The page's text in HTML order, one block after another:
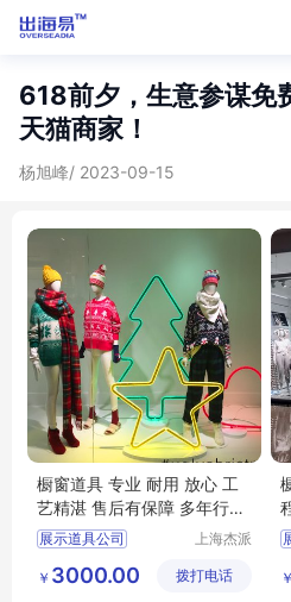
618前夕，生意参谋免
天猫商家！
杨旭峰/ 2023-09-15
橱窗道具 专业 耐用 放心 工
艺精湛 售后有保障 多年行业
经验
展示道具公司
上海杰派
公司
￥ 3000.00 拨打电话 ￥